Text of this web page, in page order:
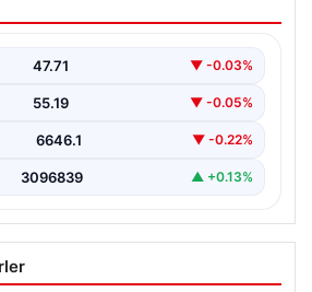
Geldi…
Gianni Infantino’nun
ve…
47.71 ▼ -0.03%
55.19 ▼ -0.05%
6646.1 ▼ -0.22%
3096839 ▲ +0.13%